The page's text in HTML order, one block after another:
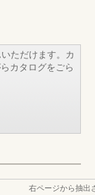
ただけます。カ
カタログをごら
右ページから抽出